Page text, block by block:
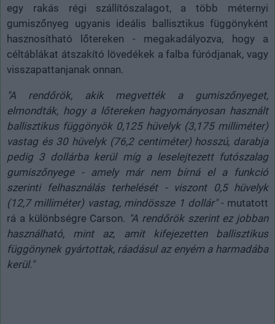
egy rakás régi szállítószalagot, a több méternyi
gumiszőnyeg ugyanis ideális ballisztikus függönyként
hasznosítható lőtereken - megakadályozva, hogy a
céltáblákat átszakító lövedékek a falba fúródjanak, vagy
visszapattanjanak onnan.
"A rendőrök, akik megvették a gumiszőnyeget,
elmondták, hogy a lőtereken hagyományosan használt
ballisztikus függönyök 0,125 hüvelyk (3,175 milliméter)
vastag és 30 hüvelyk (76,2 centiméter) hosszú, darabja
pedig 3 dollárba kerül míg a leselejtezett futószalag
gumiszőnyege - amely már nem bírná el a funkció
szerinti felhasználás terhelését - viszont 0,5 hüvelyk
(12,7 milliméter) vastag, mindössze 1 dollár"- mutatott
rá a különbségre Carson. "A rendőrök szerint ez jobban
használható, mint az, amit kifejezetten ballisztikus
függönynek gyártottak, ráadásul az enyém a harmadába
kerül."